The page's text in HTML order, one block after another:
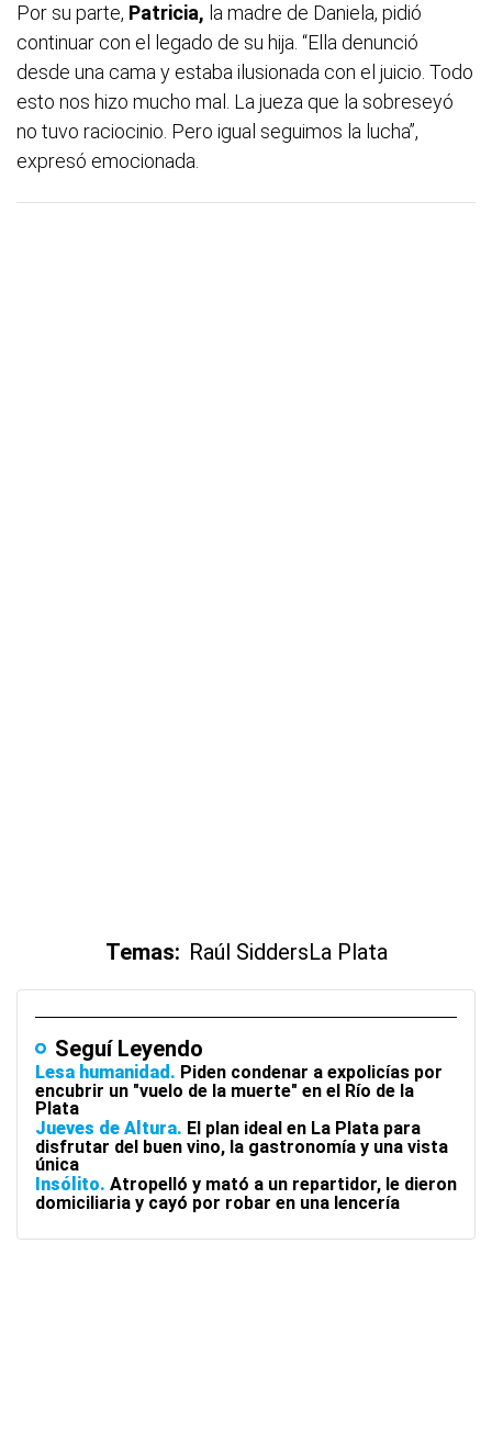
Por su parte, Patricia, la madre de Daniela, pidió
continuar con el legado de su hija. “Ella denunció
desde una cama y estaba ilusionada con el juicio. Todo
esto nos hizo mucho mal. La jueza que la sobreseyó
no tuvo raciocinio. Pero igual seguimos la lucha”,
expresó emocionada.
Temas: Raúl SiddersLa Plata
Seguí Leyendo
Lesa humanidad
Piden condenar a expolicías por
encubrir un "vuelo de la muerte" en el Río de la
Plata
Jueves de Altura El plan ideal en La Plata para
disfrutar del buen vino, la gastronomía y una vista
única
Insólito Atropelló y mató a un repartidor, le dieron
domiciliaria y cayó por robar en una lencería